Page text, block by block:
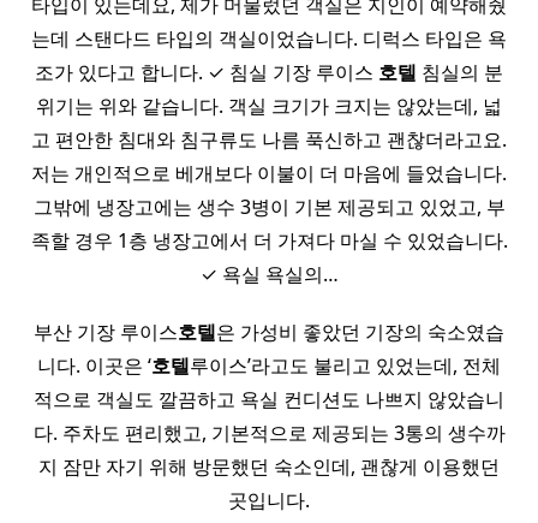
는데 스탠다드 타입의 객실이었습니다. 디럭스 타입은 욕
조가 있다고 합니다. ✓ 침실 기장 루이스 호텔 침실의 분
위기는 위와 같습니다. 객실 크기가 크지는 않았는데, 넓
고 편안한 침대와 침구류도 나름 푹신하고 괜찮더라고요.
저는 개인적으로 베개보다 이불이 더 마음에 들었습니다.
그밖에 냉장고에는 생수 3병이 기본 제공되고 있었고, 부
족할 경우 1층 냉장고에서 더 가져다 마실 수 있었습니다.
✓ 욕실 욕실의…
부산 기장 루이스호텔은 가성비 좋았던 기장의 숙소였습
니다. 이곳은 ‘호텔루이스’라고도 불리고 있었는데, 전체
적으로 객실도 깔끔하고 욕실 컨디션도 나쁘지 않았습니
다. 주차도 편리했고, 기본적으로 제공되는 3통의 생수까
지 잠만 자기 위해 방문했던 숙소인데, 괜찮게 이용했던
곳입니다.